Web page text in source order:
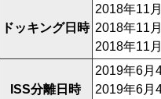
ドッキング日時
2018年11
2018年11
2018年11
ISS分離日時
2019年6月
2019年6月